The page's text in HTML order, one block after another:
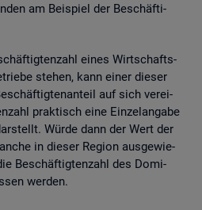
am Bei­spiel der Be­schäf­ti­
eines Wirt­schafts­
ste­hen, kann einer die­ser
auf sich ver­ei­
prak­tisch eine Ein­zel­an­ga­be
Würde dann der Wert der
in die­ser Re­gi­on aus­ge­wie­
Be­schäf­tig­ten­zahl des Do­mi­
wer­den.